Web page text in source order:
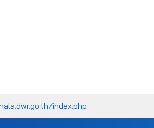
index.php